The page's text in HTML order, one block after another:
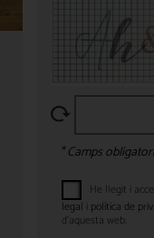
* Camps
He llegit i
legal política de
d’aquesta web.